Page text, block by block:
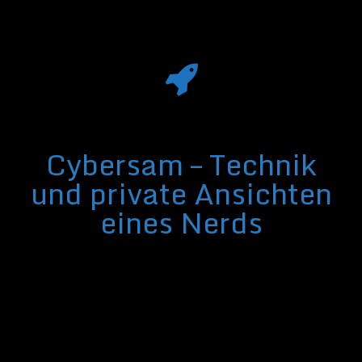
Cybersam – Technik
und private Ansichten
eines Nerds